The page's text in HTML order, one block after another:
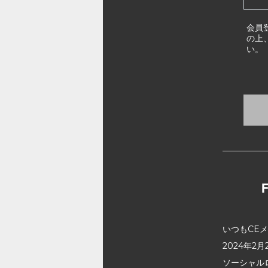
会員
の上
い。
いつもCE
2024年2月
ソーシャ